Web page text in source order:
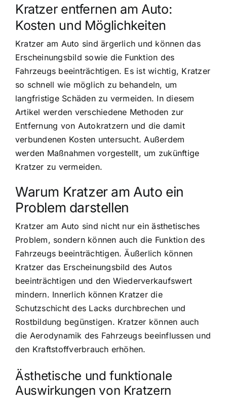
Kratzer entfernen am Auto:
Kosten und Möglichkeiten
Kratzer am Auto sind ärgerlich und können das
Erscheinungsbild sowie die Funktion des
Fahrzeugs beeinträchtigen. Es ist wichtig, Kratzer
so schnell wie möglich zu behandeln, um
langfristige Schäden zu vermeiden. In diesem
Artikel werden verschiedene Methoden zur
Entfernung von Autokratzern und die damit
verbundenen Kosten untersucht. Außerdem
werden Maßnahmen vorgestellt, um zukünftige
Kratzer zu vermeiden.
Warum Kratzer am Auto ein
Problem darstellen
Kratzer am Auto sind nicht nur ein ästhetisches
Problem, sondern können auch die Funktion des
Fahrzeugs beeinträchtigen. Äußerlich können
Kratzer das Erscheinungsbild des Autos
beeinträchtigen und den Wiederverkaufswert
mindern. Innerlich können Kratzer die
Schutzschicht des Lacks durchbrechen und
Rostbildung begünstigen. Kratzer können auch
die Aerodynamik des Fahrzeugs beeinflussen und
den Kraftstoffverbrauch erhöhen.
Ästhetische und funktionale
Auswirkungen von Kratzern